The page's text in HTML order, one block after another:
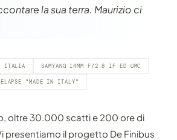
la sua terra. Maurizio ci
ITALIA SAMYANG 14MM F/2.8 IF ED UMC
"MADE IN ITALY"
oltre 30.000 scatti e 200 ore di
presentiamo il progetto De Finibus